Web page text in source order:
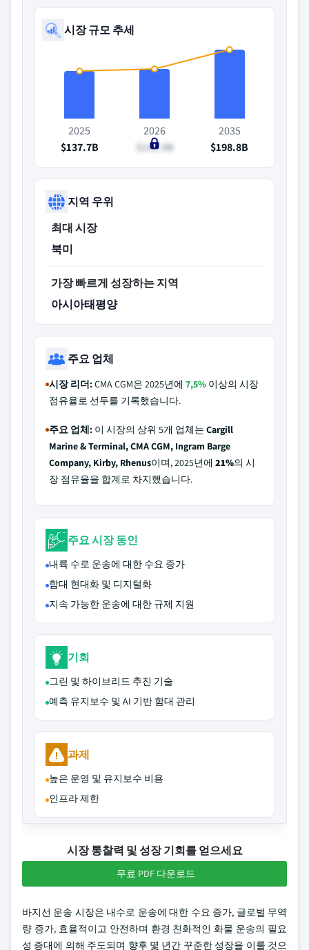
시장 규모 추세
2025
$137.7B
2026
$142.9B
2035
$198.8B
지역 우위
최대 시장
북미
가장 빠르게 성장하는 지역
아시아태평양
주요 업체
시장 리더:CMA CGM은 2025년에 7,5% 이상의 시장
점유율로 선두를 기록했습니다.
주요 업체: 이 시장의 상위 5개 업체는 Cargill
Marine & Terminal, CMA CGM, Ingram Barge
Company, Kirby, Rhenus이며, 2025년에 21%의 시
장 점유율을 합계로 차지했습니다.
주요 시장 동인
내륙 수로 운송에 대한 수요 증가
함대 현대화 및 디지털화
지속 가능한 운송에 대한 규제 지원
기회
그린 및 하이브리드 추진 기술
예측 유지보수 및 AI 기반 함대 관리
과제
높은 운영 및 유지보수 비용
인프라 제한
시장 통찰력 및 성장 기회를 얻으세요
무료 PDF 다운로드
바지선 운송 시장은 내수로 운송에 대한 수요 증가, 글로벌 무역
량 증가, 효율적이고 안전하며 환경 친화적인 화물 운송의 필요
성 증대에 의해 주도되며 향후 몇 년간 꾸준한 성장을 이룰 것으